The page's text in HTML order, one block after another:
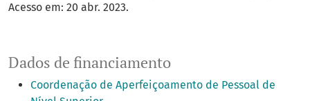
Dados de financiamento
Coordenação de Aperfeiçoamento de Pessoal de
Acesso em: 20 abr. 2023.